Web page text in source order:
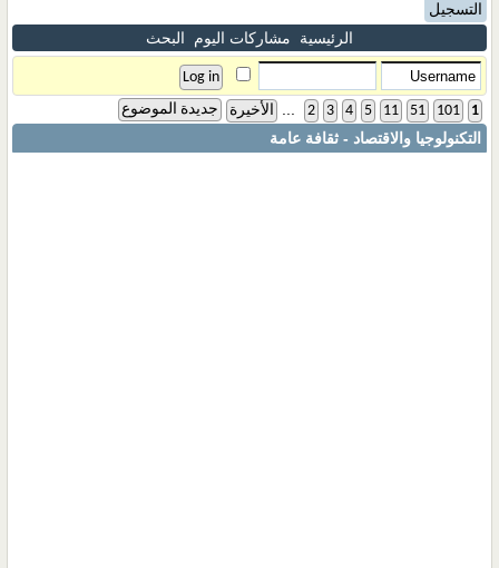
التسجيل
الرئيسية
مشاركات اليوم البحث
1
2 3 4 5 11 51 101 الأخيرة جديدة الموضوع
التكنولوجيا والاقتصاد - ثقافة عامة